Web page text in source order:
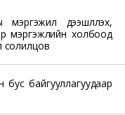
дээшлүүлэх,
мэргэжлийн холбоод
солилцов
бус байгууллагуудаар